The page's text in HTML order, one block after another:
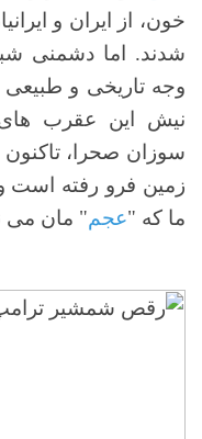
خون، از ایران و
شدند. اما دشمنی
وجه تاریخی و
نیش این عقرب
سوزان صحرا، تاکنون
زمین فرو رفته است
ما که "عجم" مان می